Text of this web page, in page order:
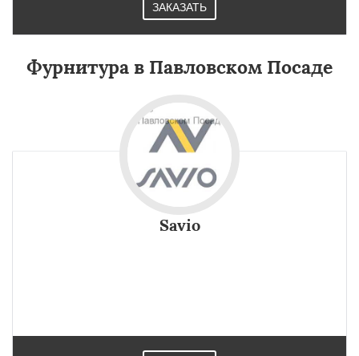
ЗАКАЗАТЬ
Фурнитура в Павловском Посаде
Savio